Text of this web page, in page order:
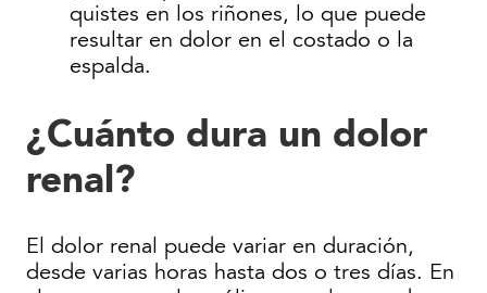
quistes en los riñones, lo que puede
resultar en dolor en el costado o la
espalda.
¿Cuánto dura un dolor
renal?
El dolor renal puede variar en duración,
desde varias horas hasta dos o tres días. En